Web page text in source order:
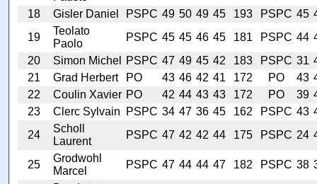
18
Gisler Daniel PSPC 49 50 49 45 193 PSPC 45
19
Teolato
Paolo
PSPC 45 45 46 45 181 PSPC 44
20
Simon Michel PSPC 47 49 45 42 183 PSPC 31
21
Grad Herbert PO 43 46 42 41 172 PO 43
22
Coulin Xavier PO 42 44 43 43 172 PO 39
23
Clerc Sylvain PSPC 34 47 36 45 162 PSPC 43
24
Scholl
Laurent
PSPC 47 42 42 44 175 PSPC 24
25
Grodwohl
Marcel
PSPC 47 44 44 47 182 PSPC 38